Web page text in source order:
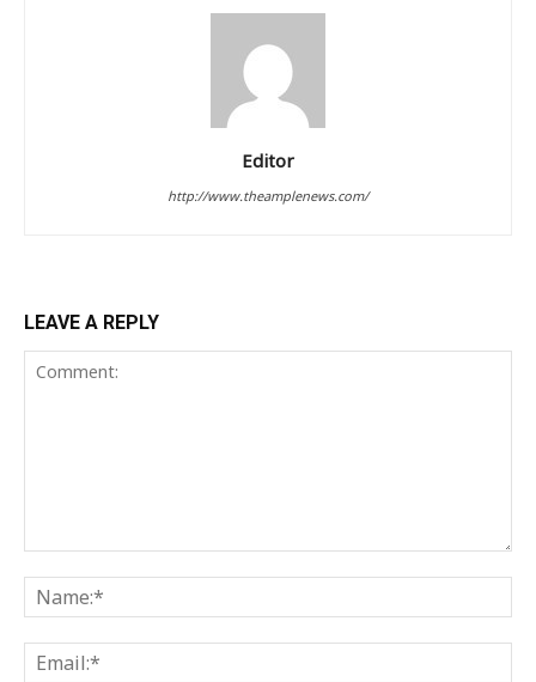
Editor
http://www.theamplenews.com/
LEAVE A REPLY